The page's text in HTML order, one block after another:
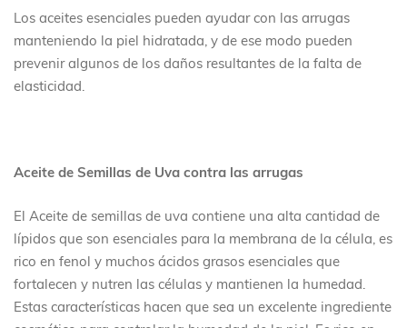
Los aceites esenciales pueden ayudar con las arrugas
manteniendo la piel hidratada, y de ese modo pueden
prevenir algunos de los daños resultantes de la falta de
elasticidad.
Aceite de Semillas de Uva contra las arrugas
El Aceite de semillas de uva contiene una alta cantidad de
lípidos que son esenciales para la membrana de la célula, es
rico en fenol y muchos ácidos grasos esenciales que
fortalecen y nutren las células y mantienen la humedad.
Estas características hacen que sea un excelente ingrediente